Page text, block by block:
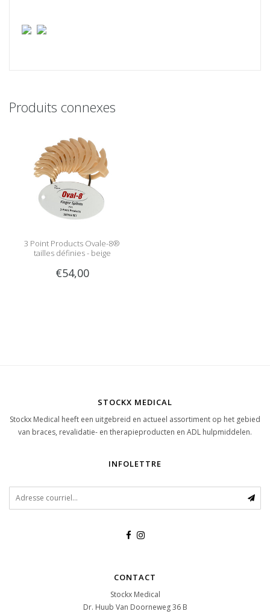
Produits connexes
3 Point Products Ovale-8®
tailles définies - beige
€54,00
STOCKX MEDICAL
Stockx Medical heeft een uitgebreid en actueel assortiment op het gebied
van braces, revalidatie- en therapieproducten en ADL hulpmiddelen.
INFOLETTRE
CONTACT
Stockx Medical
Dr. Huub Van Doorneweg 36 B